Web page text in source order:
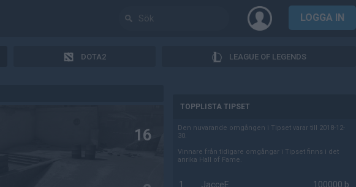
LOGGA IN
DOTA2 LEAGUE OF LEGENDS
16
TOPPLISTA TIPSET
Den nuvarande omgången i Tipset varar till 2018-12-
30.
Vinnare från tidigare omgångar i Tipset finns i det
anrika Hall of Fame.
1 JacceE 100000 b